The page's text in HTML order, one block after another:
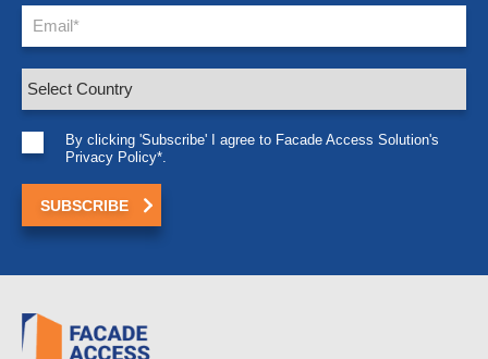
By clicking 'Subscribe' I agree to Facade Access Solution's
Privacy Policy*.